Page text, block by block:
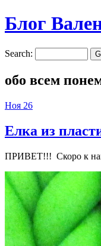
Блог
Search:
обо всем
Ноя 26
Елка из
ПРИВЕТ!!! Скоро к